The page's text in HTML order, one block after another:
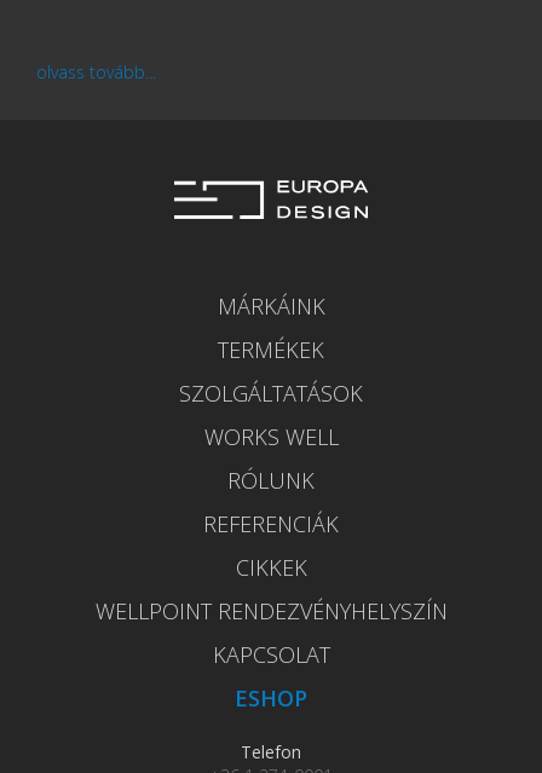
olvass tovább...
MÁRKÁINK
TERMÉKEK
SZOLGÁLTATÁSOK
WORKS WELL
RÓLUNK
REFERENCIÁK
CIKKEK
WELLPOINT RENDEZVÉNYHELYSZÍN
KAPCSOLAT
ESHOP
Telefon